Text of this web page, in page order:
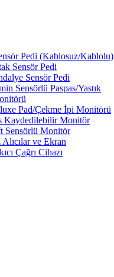
Pedi (Kablosuz/Kablolu)
Sensör Pedi
Sensör Pedi
Sensörlü Paspas/Yastık
Pad/Çekme İpi Monitörü
Kaydedilebilir Monitör
Sensörlü Monitör
ve Ekran
Çağrı Cihazı